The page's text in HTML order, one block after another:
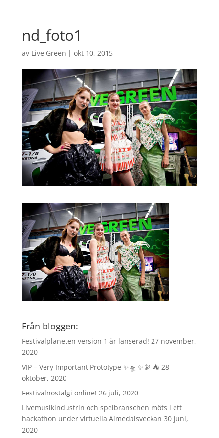
nd_foto1
av Live Green | okt 10, 2015
Från bloggen:
Festivalplaneten version 1 är lanserad! 27 november,
2020
VIP – Very Important Prototype ✨🛸 ✨🔭 ⛺️ 28
oktober, 2020
Festivalnostalgi online! 26 juli, 2020
Livemusikindustrin och spelbranschen möts i ett
hackathon under virtuella Almedalsveckan 30 juni,
2020